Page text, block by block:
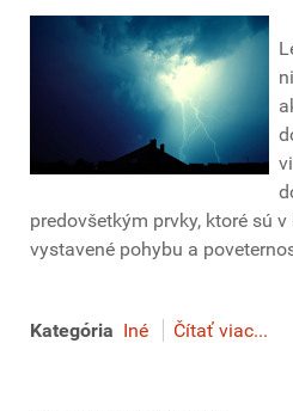
predovšetkým prvky, ktoré sú
vystavené pohybu a
Kategória Iné Čítať viac...